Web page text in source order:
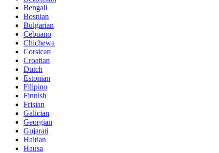
Bengali
Bosnian
Bulgarian
Cebuano
Chichewa
Corsican
Croatian
Dutch
Estonian
Filipino
Finnish
Frisian
Galician
Georgian
Gujarati
Haitian
Hausa